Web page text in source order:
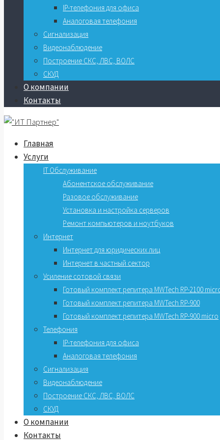
IP-телефония для офиса
Аналоговая телефония
Сигнализация
Видеонаблюдение
Построение СКС, ЛВС, ВОЛС
СКУД
О компании
Контакты
Главная
Услуги
IT Обслуживание
Абонентское обслуживание
Разовое обслуживание
Установка и настройка серверов
Ремонт компьютеров и ноутбуков
Интернет
Интернет для юридических лиц
Интернет в частный сектор
Усиление сотовой связи
Готовый комплект репитера MWTech RP-2100
Готовый комплект репитера MWTech RP-900
Готовый комплект репитера MWTech RP-900 micro
Телефония
IP-телефония для офиса
Аналоговая телефония
Сигнализация
Видеонаблюдение
Построение СКС, ЛВС, ВОЛС
СКУД
О компании
Контакты